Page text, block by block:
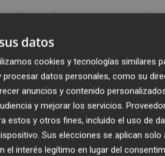
podrán cursar a partir de
diplomas y seminarios en
como novedad cómo
presencial e incorpora
de conflictos entre menores
datos
cookies y tecnologías similares
datos personales, como su
anuncios y contenido
y mejorar los servicios.
estos y otros fines, incluido el uso de
Sus elecciones se aplican solo
el interés legítimo en lugar del